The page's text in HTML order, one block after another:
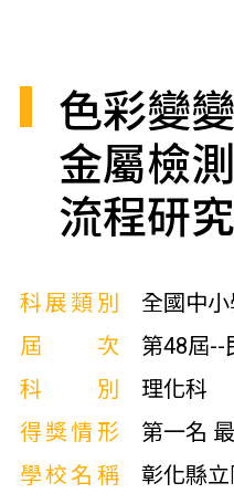
色彩變
金屬檢
流程研究
科展類別
全國中
屆次
第48屆--
科別
理化科
得獎情形
第一名
學校名稱
彰化縣